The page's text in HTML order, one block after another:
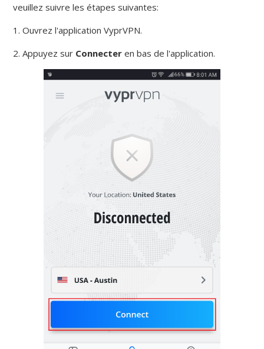
veuillez suivre les étapes suivantes:
1. Ouvrez l'application VyprVPN.
2. Appuyez sur Connecter en bas de l'application.